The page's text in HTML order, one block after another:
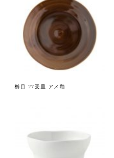
櫛目 27受皿 アメ釉